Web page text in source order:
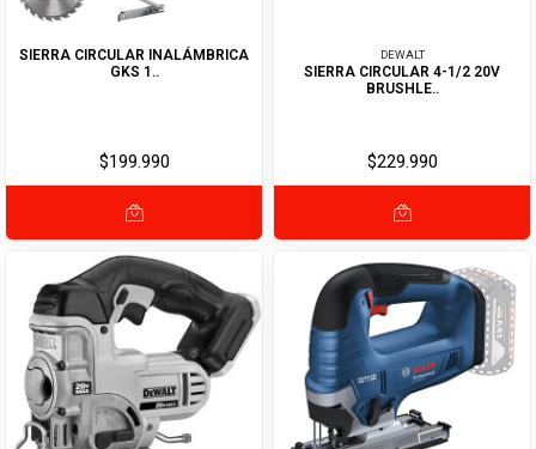
SIERRA CIRCULAR INALÁMBRICA
GKS 1..
$199.990
DEWALT
SIERRA CIRCULAR 4-1/2 20V
BRUSHLE..
$229.990